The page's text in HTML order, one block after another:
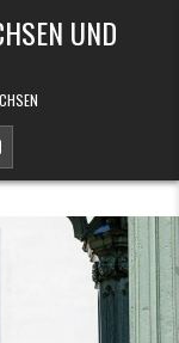
UND